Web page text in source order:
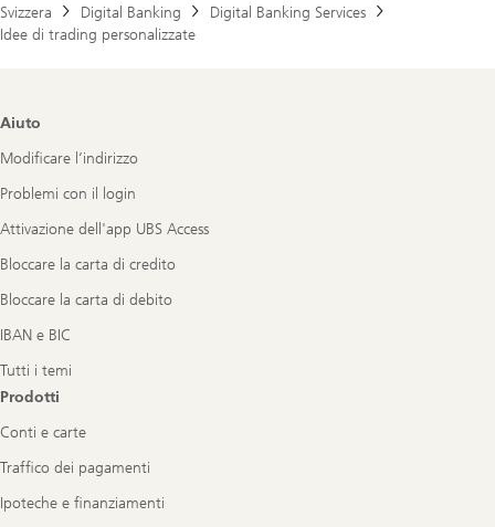
Svizzera
Digital Banking
Digital Banking Services
Idee di trading personalizzate
Footer
Aiuto
Modificare l’indirizzo
Problemi con il login
Attivazione dell'app UBS Access
Bloccare la carta di credito
Bloccare la carta di debito
IBAN e BIC
Tutti i temi
Prodotti
Conti e carte
Traffico dei pagamenti
Ipoteche e finanziamenti